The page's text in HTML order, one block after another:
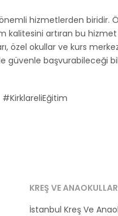
hizmetlerden
artıran bu
özel okullar ve kurs
güvenle başvurabileceği
KREŞ VE
İstanbul Kreş Ve